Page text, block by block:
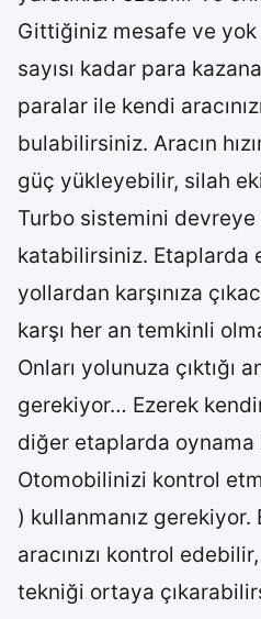
Gittiğiniz mesafe ve
sayısı kadar para
paralar ile kendi
bulabilirsiniz. Aracın
güç yükleyebilir, silah
Turbo sistemini devreye
katabilirsiniz. Etaplarda
yollardan karşınıza
karşı her an temkinli
Onları yolunuza çıktığı
gerekiyor… Ezerek
diğer etaplarda oynama
Otomobilinizi kontrol
) kullanmanız
aracınızı kontrol
tekniği ortaya